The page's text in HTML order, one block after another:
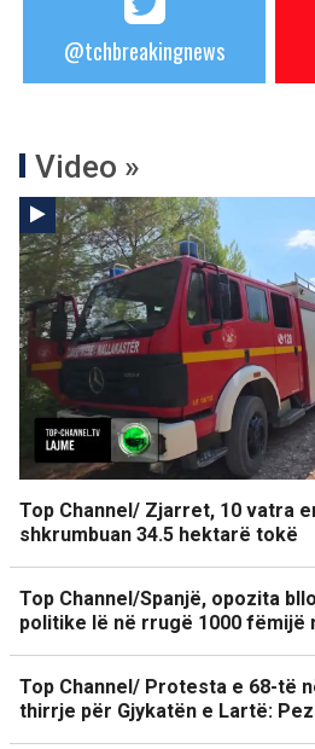
@tchbreakingnews
Video »
Top Channel/ Zjarret, 10 vatra
shkrumbuan 34.5 hektarë tokë
Top Channel/Spanjë, opozita
politike lë në rrugë 1000 fëmijë
Top Channel/ Protesta e 68-të
thirrje për Gjykatën e Lartë: